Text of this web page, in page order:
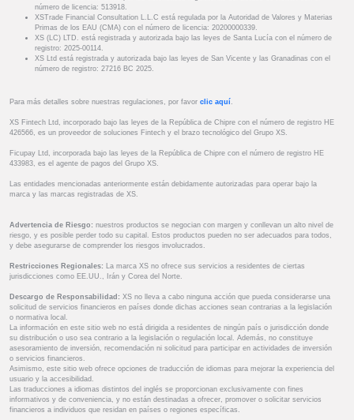
número de licencia: 513918.
XSTrade Financial Consultation L.L.C está regulada por la Autoridad de Valores y Materias
Primas de los EAU (CMA) con el número de licencia: 20200000339.
XS (LC) LTD. está registrada y autorizada bajo las leyes de Santa Lucía con el número de
registro: 2025-00114.
XS Ltd está registrada y autorizada bajo las leyes de San Vicente y las Granadinas con el
número de registro: 27216 BC 2025.
Para más detalles sobre nuestras regulaciones, por favor clic aquí .
XS Fintech Ltd, incorporado bajo las leyes de la República de Chipre con el número de registro HE
426566, es un proveedor de soluciones Fintech y el brazo tecnológico del Grupo XS.
Ficupay Ltd, incorporada bajo las leyes de la República de Chipre con el número de registro HE
433983, es el agente de pagos del Grupo XS.
Las entidades mencionadas anteriormente están debidamente autorizadas para operar bajo la
marca y las marcas registradas de XS.
Advertencia de Riesgo: nuestros productos se negocian con margen y conllevan un alto nivel de
riesgo, y es posible perder todo su capital. Estos productos pueden no ser adecuados para todos,
y debe asegurarse de comprender los riesgos involucrados.
Restricciones Regionales: La marca XS no ofrece sus servicios a residentes de ciertas
jurisdicciones como EE.UU., Irán y Corea del Norte.
Descargo de Responsabilidad: XS no lleva a cabo ninguna acción que pueda considerarse una
solicitud de servicios financieros en países donde dichas acciones sean contrarias a la legislación
o normativa local.
La información en este sitio web no está dirigida a residentes de ningún país o jurisdicción donde
su distribución o uso sea contrario a la legislación o regulación local. Además, no constituye
asesoramiento de inversión, recomendación ni solicitud para participar en actividades de inversión
o servicios financieros.
Asimismo, este sitio web ofrece opciones de traducción de idiomas para mejorar la experiencia del
usuario y la accesibilidad.
Las traducciones a idiomas distintos del inglés se proporcionan exclusivamente con fines
informativos y de conveniencia, y no están destinadas a ofrecer, promover o solicitar servicios
financieros a individuos que residan en países o regiones específicas.